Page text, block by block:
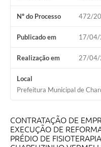
Nº do Processo 472/
Publicado em 17/04/
Realização em 27/04/
Local
Prefeitura Municipal de
CONTRATAÇÃO DE
EXECUÇÃO DE
PRÉDIO DE